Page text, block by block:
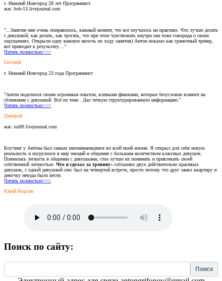
г. Нижний Новгород 28 лет Программист
жж: bob-13.livejournal.com
"...Занятие мне очень понравилось, важный момент, что все изучалось на практике. Что лучше делать
с девушкой, как делать, как трогать, что при этом чувствовать внутри она тоже говорида о своих
ощущениях. Открыли одну важную мелочь по ходу занятия) Антон показал как грамотный тренер,
кот приводит к результату...."
Читать полностью>>>
Евгений
г. Нижний Новгород 23 года Программист
"Антон поделился своим огромным опытом, клевыми фишками, которые безусловно влияют на
сближение с девушкой. Всё по теме . Дал четкую структурированную информацию."
Читать полностью>>>
Дмитрий
жж: rui89.livejournal.com
Коучинг у Антона был самым запоминающимся во всей моей жизни. Я открыл для себя новую
реальность и погрузился в мир эмоций и общения с большим количеством классных девушек.
Появилась легкость в общении с девушками, стал лучше их понимать и привлекать своей
собственной личностью. Что я сделал за тренинг: соблазнил двух действительно красивых
девушек, с одной девушкой секс был на четвертой встрече, просто потому что друг занял квартиру и
девочку некуда было вести.
Читать полностью>>>
Юрий Ворсин
Поиск по сайту: